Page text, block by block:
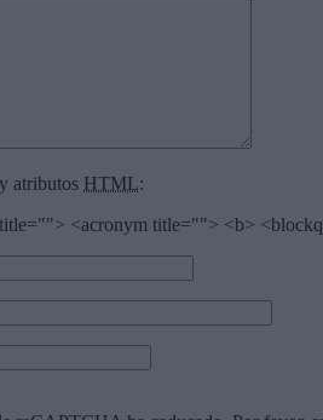
atributos HTML:
<acronym title=""> <b>